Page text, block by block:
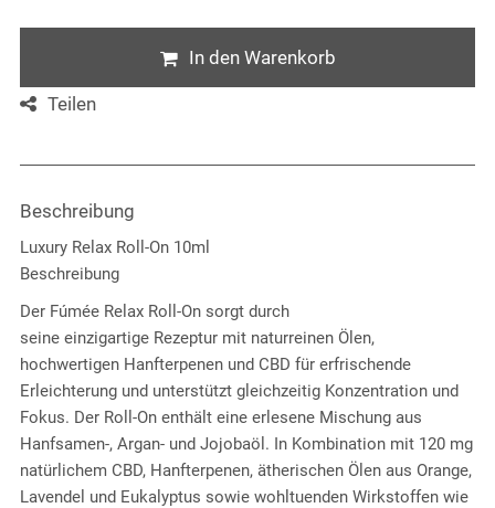
In den Warenkorb
Teilen
Beschreibung
Luxury Relax Roll-On 10ml
Beschreibung
Der Fúmée Relax Roll-On sorgt durch
seine einzigartige Rezeptur mit naturreinen Ölen,
hochwertigen Hanfterpenen und CBD für erfrischende
Erleichterung und unterstützt gleichzeitig Konzentration und
Fokus. Der Roll-On enthält eine erlesene Mischung aus
Hanfsamen-, Argan- und Jojobaöl. In Kombination mit 120 mg
natürlichem CBD, Hanfterpenen, ätherischen Ölen aus Orange,
Lavendel und Eukalyptus sowie wohltuenden Wirkstoffen wie